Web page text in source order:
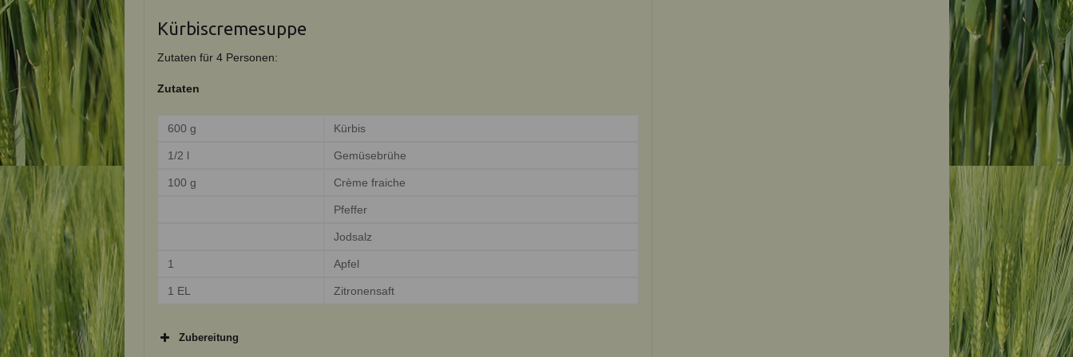
Kürbiscremesuppe
Zutaten für 4 Personen:
Zutaten
600 g Kürbis
1/2 l Gemüsebrühe
100 g Crème fraiche
Pfeffer
Jodsalz
1 Apfel
1 EL Zitronensaft
Zubereitung